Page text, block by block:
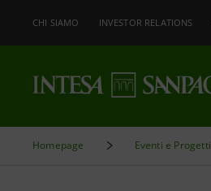
CHI SIAMO INVESTOR RELATIONS
Homepage Eventi e Progetti